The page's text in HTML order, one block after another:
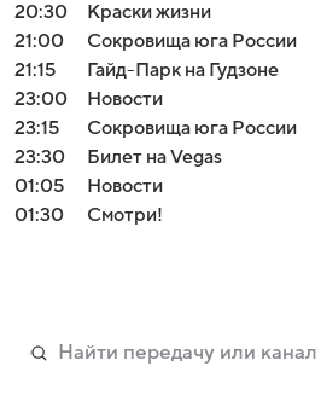
20:30
Краски жизни
21:00
Сокровища юга России
21:15
Гайд-Парк на Гудзоне
23:00
Новости
23:15
Сокровища юга России
23:30
Билет на Vegas
01:05
Новости
01:30
Смотри!